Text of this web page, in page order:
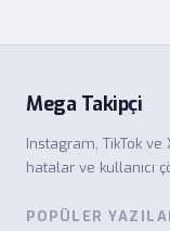
Mega Takipçi
Instagram, TikTok
hatalar ve kullanıcı
POPÜLER